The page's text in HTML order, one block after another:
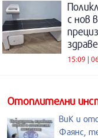
с нов
здраве
15:09 |
Отоплителни
ВиК и
Фаянс,